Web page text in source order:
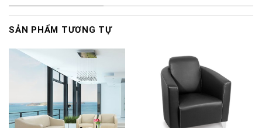
SẢN PHẨM TƯƠNG TỰ